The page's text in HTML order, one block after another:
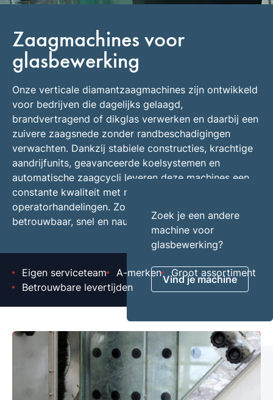
Zaagmachines voor
glasbewerking
Onze verticale diamantzaagmachines zijn ontwikkeld
voor bedrijven die dagelijks gelaagd,
brandvertragend of dikglas verwerken en daarbij een
zuivere zaagsnede zonder randbeschadigingen
verwachten. Dankzij stabiele constructies, krachtige
aandrijfunits, geavanceerde koelsystemen en
automatische zaagcycli leveren deze machines een
constante kwaliteit met minimale
operatorhandelingen. Zo wordt zelfs uitdagend glas
betrouwbaar, snel en nauwkeurig gezaagd.
Zoek je een andere
machine voor
glasbewerking?
Vind je machine
Eigen serviceteam A-merken
Groot assortiment
Betrouwbare levertijden